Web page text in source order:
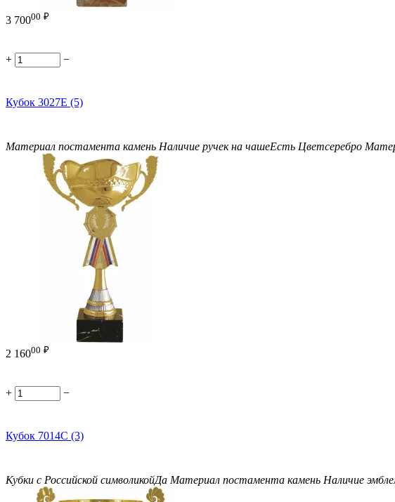
3 70000 ₽
+ −
Кубок 3027E (5)
Материал постамента камень Наличие ручек на чашеЕсть Цветсеребро
2 16000 ₽
+ −
Кубок 7014C (3)
Кубки с Российской символикойДа Материал постамента камень Наличие